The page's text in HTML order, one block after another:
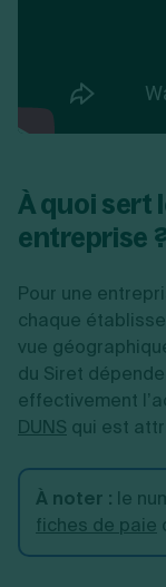
À quoi sert
entreprise
Pour une
chaque
vue
du Siret
effectivement
DUNS qui est
À noter : le
fiches de paie